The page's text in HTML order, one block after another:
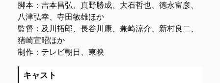
脚本：吉本昌弘、真野勝成、大石哲也、徳永富彦、
八津弘幸、寺田敏雄ほか
監督：及川拓郎、長谷川康、兼崎涼介、新村良二、
猪崎宣昭ほか
制作：テレビ朝日、東映
キャスト